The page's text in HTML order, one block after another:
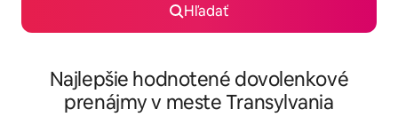
Hľadať
Najlepšie hodnotené dovolenkové
prenájmy v meste Transylvania